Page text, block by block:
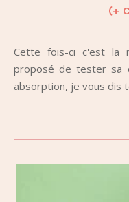
(+
Cette fois-ci c'est la marque Bloomie Loomie qui m'a
proposé de tester sa
absorption, je vous dis